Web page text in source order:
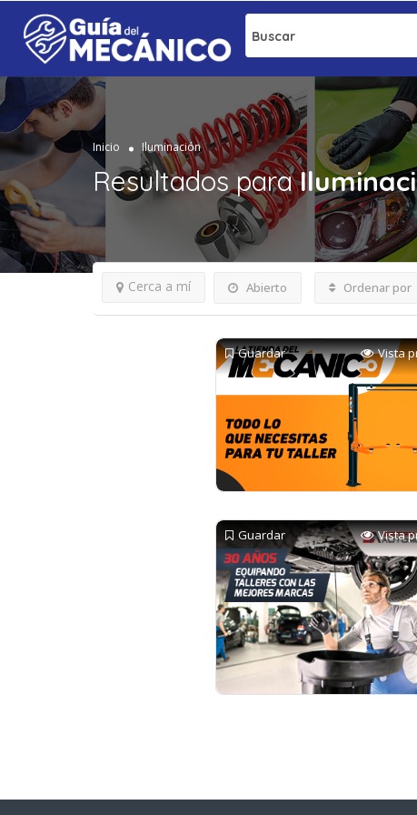
Buscar
Inicio Iluminación
Resultados para
Abierto
Cerca a mí Ordenar por
Guardar Vista
Guardar Vista